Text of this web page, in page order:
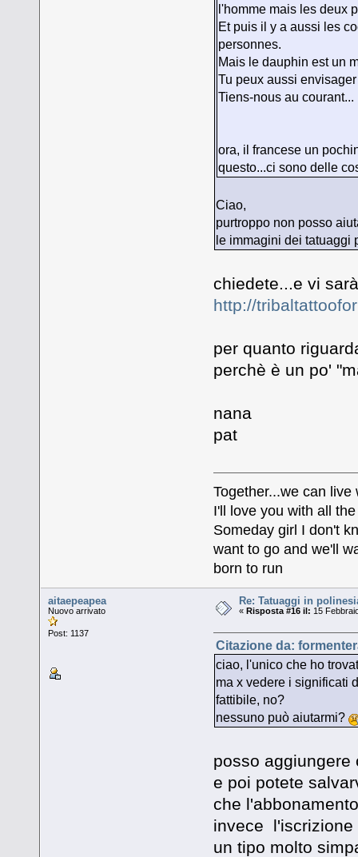
l'homme mais les deux
Et puis il y a aussi les
personnes.
Mais le dauphin est un
Tu peux aussi
Tiens-nous au courant...
ora, il francese un
questo...ci sono delle
Ciao,
purtroppo non posso
le immagini dei tatuaggi
chiedete...e vi
http://
per quanto
perchè è un po'
nana
pat
Together...we can live
I'll love you with all
Someday girl I don't
want to go and we'll
born to run
aitaepeapea
Nuovo arrivato
Post: 1137
Re: Tatuaggi in
« Risposta #16 il: 15
Citazione da:
ciao, l'unico che ho
ma x vedere i significati
fattibile, no?
nessuno può aiutarmi?
posso aggiungere
e poi potete
che
invece l'iscrizione
un tipo molto